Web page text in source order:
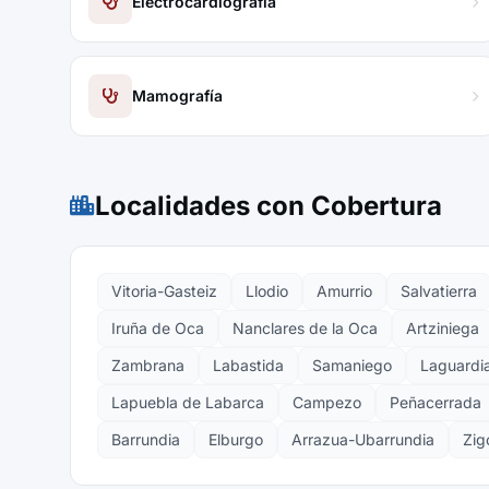
Mamografía
Localidades con Cobertura
Vitoria-Gasteiz Llodio Amurrio
Salvatierra
Iruña de Oca
Nanclares de la Oca
Artziniega
Zambrana
Labastida Samaniego
Lapuebla de Labarca
Campezo
Peñacerrada
Barrundia
Elburgo Arrazua-Ubarrundia